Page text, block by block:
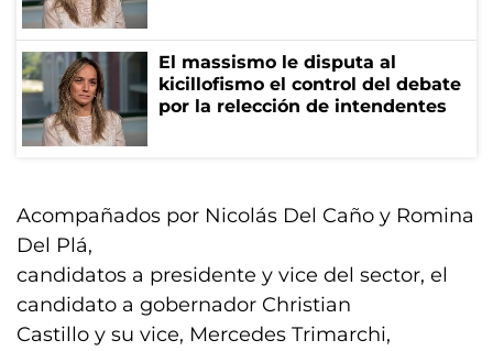
El massismo le disputa al
kicillofismo el control del debate
por la relección de intendentes
Acompañados por Nicolás Del Caño y Romina
Del Plá,
candidatos a presidente y vice del sector, el
candidato a gobernador Christian
Castillo y su vice, Mercedes Trimarchi,